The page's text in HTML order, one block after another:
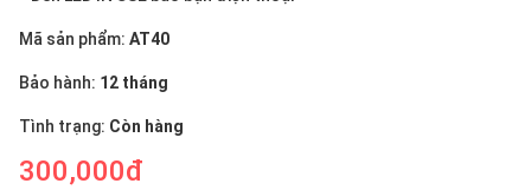
Mã sản phẩm: AT40
Bảo hành: 12 tháng
Tình trạng: Còn hàng
300,000đ